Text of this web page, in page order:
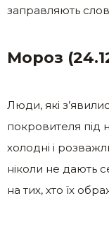
заправляють
Мороз
Люди, які
покровителя під
холодні і
ніколи не дають
на тих, хто їх